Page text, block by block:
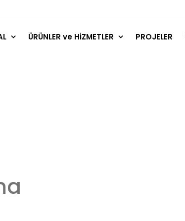
ÜRÜNLER ve HİZMETLER PROJELER